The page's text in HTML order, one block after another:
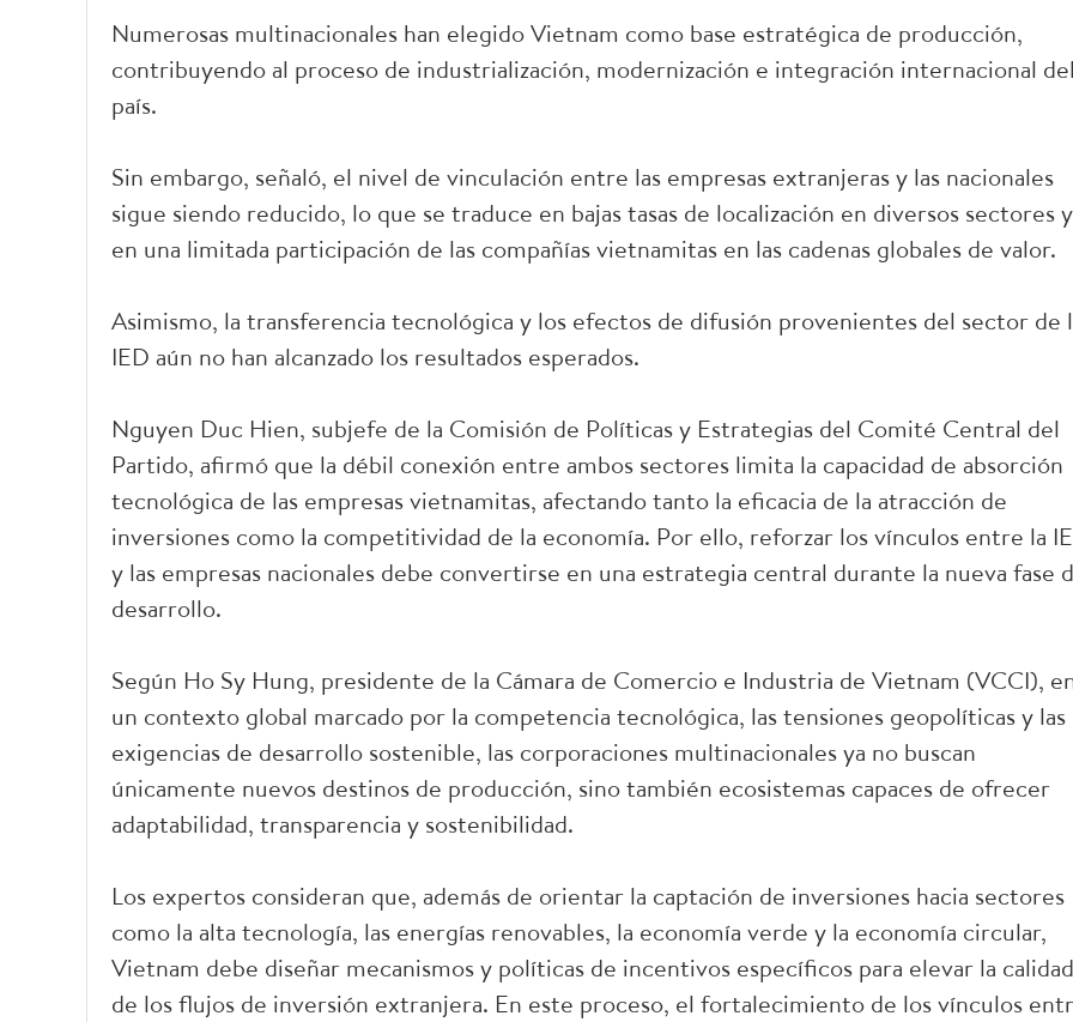
Numerosas multinacionales han elegido Vietnam como base estratégica de producción,
contribuyendo al proceso de industrialización, modernización e integración internacional
país.
Sin embargo, señaló, el nivel de vinculación entre las empresas extranjeras y las nacionales
sigue siendo reducido, lo que se traduce en bajas tasas de localización en diversos sectores y
en una limitada participación de las compañías vietnamitas en las cadenas globales de valor.
Asimismo, la transferencia tecnológica y los efectos de difusión provenientes del sector de
IED aún no han alcanzado los resultados esperados.
Nguyen Duc Hien, subjefe de la Comisión de Políticas y Estrategias del Comité Central del
Partido, afirmó que la débil conexión entre ambos sectores limita la capacidad de absorción
tecnológica de las empresas vietnamitas, afectando tanto la eficacia de la atracción de
inversiones como la competitividad de la economía. Por ello, reforzar los vínculos entre la
y las empresas nacionales debe convertirse en una estrategia central durante la nueva fase
desarrollo.
Según Ho Sy Hung, presidente de la Cámara de Comercio e Industria de Vietnam (VCCI),
un contexto global marcado por la competencia tecnológica, las tensiones geopolíticas y las
exigencias de desarrollo sostenible, las corporaciones multinacionales ya no buscan
únicamente nuevos destinos de producción, sino también ecosistemas capaces de ofrecer
adaptabilidad, transparencia y sostenibilidad.
Los expertos consideran que, además de orientar la captación de inversiones hacia sectores
como la alta tecnología, las energías renovables, la economía verde y la economía circular,
Vietnam debe diseñar mecanismos y políticas de incentivos específicos para elevar la calidad
de los flujos de inversión extranjera. En este proceso, el fortalecimiento de los vínculos